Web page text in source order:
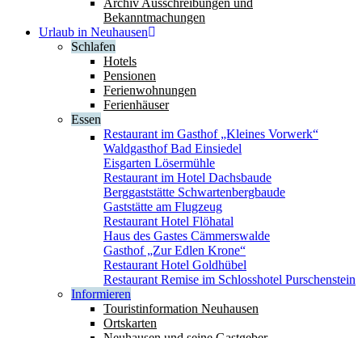
Archiv Ausschreibungen und
Bekanntmachungen
Urlaub in Neuhausen
Schlafen
Hotels
Pensionen
Ferienwohnungen
Ferienhäuser
Essen
Restaurant im Gasthof „Kleines Vorwerk“
Waldgasthof Bad Einsiedel
Eisgarten Lösermühle
Restaurant im Hotel Dachsbaude
Berggaststätte Schwartenbergbaude
Gaststätte am Flugzeug
Restaurant Hotel Flöhatal
Haus des Gastes Cämmerswalde
Gasthof „Zur Edlen Krone“
Restaurant Hotel Goldhübel
Restaurant Remise im Schlosshotel Purschenstein
Informieren
Touristinformation Neuhausen
Ortskarten